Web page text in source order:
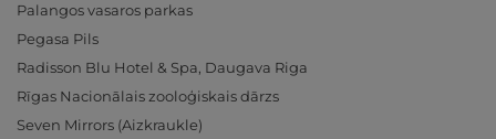
Palangos vasaros parkas
Pegasa Pils
Radisson Blu Hotel & Spa, Daugava Riga
Rīgas Nacionālais zooloģiskais dārzs
Seven Mirrors (Aizkraukle)